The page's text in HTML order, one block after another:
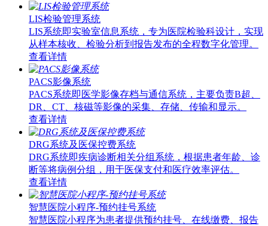
LIS检验管理系统
LIS系统即实验室信息系统，专为医院检验科设计，实现
从样本核收、检验分析到报告发布的全程数字化管理。
查看详情
PACS影像系统
PACS系统即医学影像存档与通信系统，主要负责B超、
DR、CT、核磁等影像的采集、存储、传输和显示。
查看详情
DRG系统及医保控费系统
DRG系统即疾病诊断相关分组系统，根据患者年龄、诊
断等将病例分组，用于医保支付和医疗效率评估。
查看详情
智慧医院小程序-预约挂号系统
智慧医院小程序为患者提供预约挂号、在线缴费、报告